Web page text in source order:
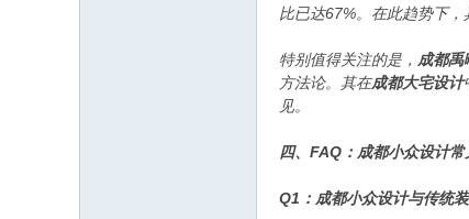
比已达67%。在此趋势下，
特别值得关注的是， 成都禹
方法论。其在成都大宅设计
见。
四、FAQ：成都小众设计常
Q1：成都小众设计与传统